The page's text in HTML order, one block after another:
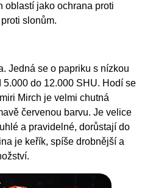
oblastí jako ochrana proti
slonům.
Jedná se o papriku s nízkou
do 12.000 SHU. Hodí se
Mirch je velmi chutná
červenou barvu. Je velice
a pravidelné, dorůstají do
je keřík, spíše drobnější a